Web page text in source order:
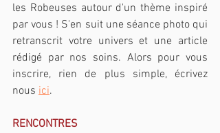
les Robeuses autour d'un thème inspiré
par vous ! S'en suit une séance photo qui
retranscrit votre univers et une article
rédigé par nos soins. Alors pour vous
inscrire, rien de plus simple, écrivez
nous ici.
RENCONTRES